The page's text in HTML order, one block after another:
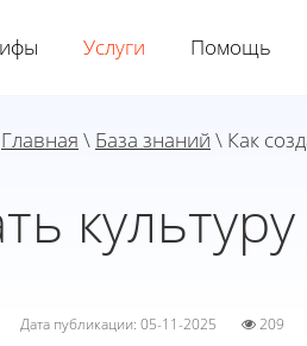
Услуги Помощь
Главная \ База знаний \ Как
Дата публикации: 05-11-2025 209